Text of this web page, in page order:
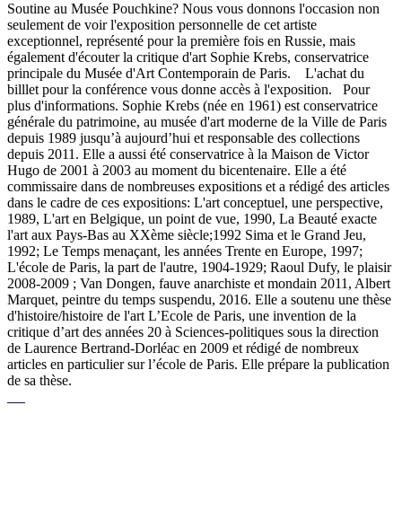
Soutine au Musée Pouchkine? Nous vous donnons l'occasion non
seulement de voir l'exposition personnelle de cet artiste
exceptionnel, représenté pour la première fois en Russie, mais
également d'écouter la critique d'art Sophie Krebs, conservatrice
principale du Musée d'Art Contemporain de Paris. L'achat du
billlet pour la conférence vous donne accès à l'exposition. Pour
plus d'informations. Sophie Krebs (née en 1961) est conservatrice
générale du patrimoine, au musée d'art moderne de la Ville de Paris
depuis 1989 jusqu’à aujourd’hui et responsable des collections
depuis 2011. Elle a aussi été conservatrice à la Maison de Victor
Hugo de 2001 à 2003 au moment du bicentenaire. Elle a été
commissaire dans de nombreuses expositions et a rédigé des articles
dans le cadre de ces expositions: L'art conceptuel, une perspective,
1989, L'art en Belgique, un point de vue, 1990, La Beauté exacte
l'art aux Pays-Bas au XXème siècle;1992 Sima et le Grand Jeu,
1992; Le Temps menaçant, les années Trente en Europe, 1997;
L'école de Paris, la part de l'autre, 1904-1929; Raoul Dufy, le plaisir
2008-2009 ; Van Dongen, fauve anarchiste et mondain 2011, Albert
Marquet, peintre du temps suspendu, 2016. Elle a soutenu une thèse
d'histoire/histoire de l'art L’Ecole de Paris, une invention de la
critique d’art des années 20 à Sciences-politiques sous la direction
de Laurence Bertrand-Dorléac en 2009 et rédigé de nombreux
articles en particulier sur l’école de Paris. Elle prépare la publication
de sa thèse.